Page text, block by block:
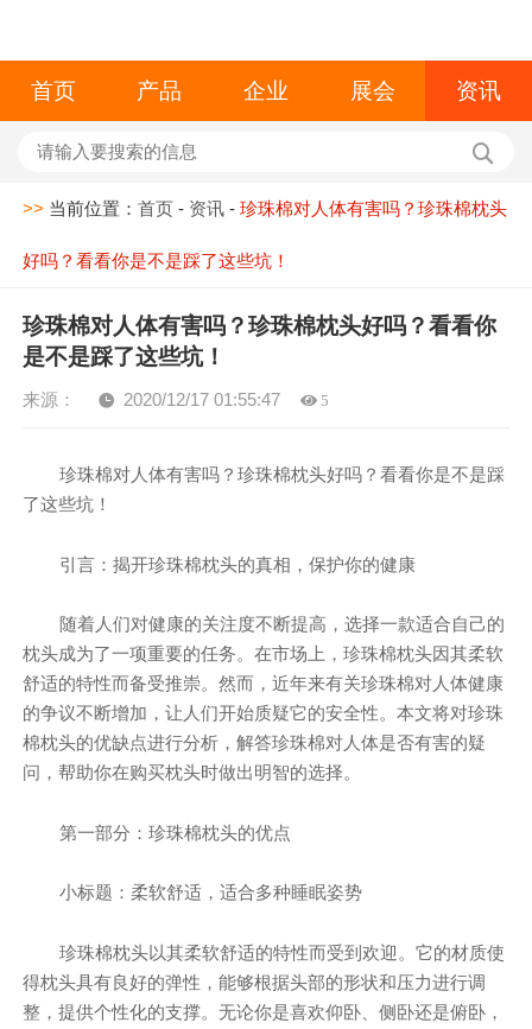
首页 产品 企业 展会 资讯
>> 当前位置：首页 - 资讯 -珍珠棉对人体有害吗？珍珠棉枕头
好吗？看看你是不是踩了这些坑！
珍珠棉对人体有害吗？珍珠棉枕头好吗？看看你
是不是踩了这些坑！
来源： 2020/12/17 01:55:47 5
珍珠棉对人体有害吗？珍珠棉枕头好吗？看看你是不是踩
了这些坑！
引言：揭开珍珠棉枕头的真相，保护你的健康
随着人们对健康的关注度不断提高，选择一款适合自己的
枕头成为了一项重要的任务。在市场上，珍珠棉枕头因其柔软
舒适的特性而备受推崇。然而，近年来有关珍珠棉对人体健康
的争议不断增加，让人们开始质疑它的安全性。本文将对珍珠
棉枕头的优缺点进行分析，解答珍珠棉对人体是否有害的疑
问，帮助你在购买枕头时做出明智的选择。
第一部分：珍珠棉枕头的优点
小标题：柔软舒适，适合多种睡眠姿势
珍珠棉枕头以其柔软舒适的特性而受到欢迎。它的材质使
得枕头具有良好的弹性，能够根据头部的形状和压力进行调
整，提供个性化的支撑。无论你是喜欢仰卧、侧卧还是俯卧，